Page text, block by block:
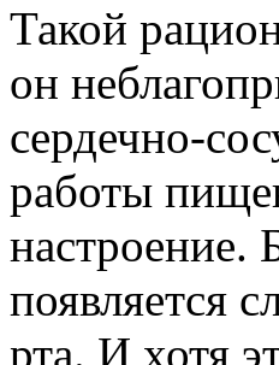
Такой
он
сердечно-
работы
настроение.
появляется
рта. И хотя